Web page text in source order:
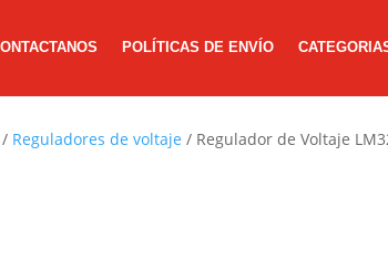
POLÍTICAS DE ENVÍO
/ Reguladores de voltaje / Regulador de Voltaje